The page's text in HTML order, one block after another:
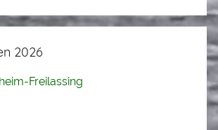
2026
Freilassing